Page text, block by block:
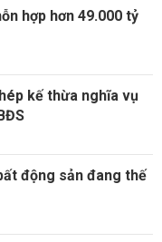
hợp hơn 49.000 tỷ
kế thừa nghĩa vụ
động sản đang thế